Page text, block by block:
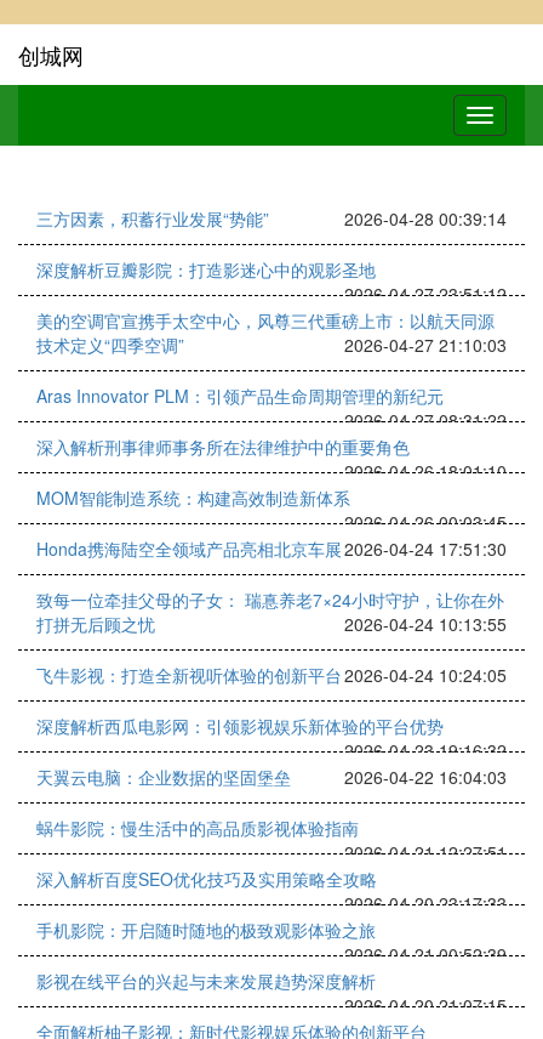
创城网
三方因素，积蓄行业发展“势能” 2026-04-28 00:39:14
深度解析豆瓣影院：打造影迷心中的观影圣地
2026-04-27 23:51:12
美的空调官宣携手太空中心，风尊三代重磅上市：以航天同源
技术定义“四季空调”
2026-04-27 21:10:03
Aras Innovator PLM：引领产品生命周期管理的新纪元
2026-04-27 08:31:22
深入解析刑事律师事务所在法律维护中的重要角色
2026-04-26 18:01:10
MOM智能制造系统：构建高效制造新体系
2026-04-26 00:03:45
Honda携海陆空全领域产品亮相北京车展2026-04-24 17:51:30
致每一位牵挂父母的子女： 瑞惪养老7×24小时守护，让你在外
打拼无后顾之忧
2026-04-24 10:13:55
飞牛影视：打造全新视听体验的创新平台2026-04-24 10:24:05
深度解析西瓜电影网：引领影视娱乐新体验的平台优势
2026-04-23 19:16:32
天翼云电脑：企业数据的坚固堡垒
2026-04-22 16:04:03
蜗牛影院：慢生活中的高品质影视体验指南
2026-04-21 12:27:51
深入解析百度SEO优化技巧及实用策略全攻略
2026-04-20 23:17:33
手机影院：开启随时随地的极致观影体验之旅
2026-04-21 00:52:39
影视在线平台的兴起与未来发展趋势深度解析
2026-04-20 21:07:15
全面解析柚子影视：新时代影视娱乐体验的创新平台